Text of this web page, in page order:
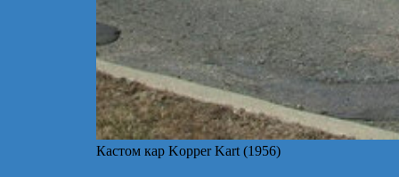
Кастом кар Kopper Kart (1956)